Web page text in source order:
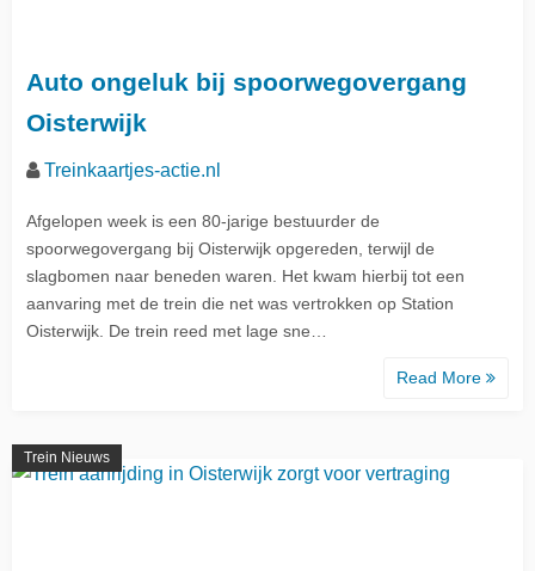
Auto ongeluk bij spoorwegovergang
Oisterwijk
Treinkaartjes-actie.nl
Afgelopen week is een 80-jarige bestuurder de
spoorwegovergang bij Oisterwijk opgereden, terwijl de
slagbomen naar beneden waren. Het kwam hierbij tot een
aanvaring met de trein die net was vertrokken op Station
Oisterwijk. De trein reed met lage sne…
Read More
Trein Nieuws